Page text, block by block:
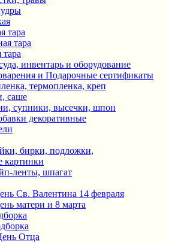
тара
тара
инвентарь и оборудование
и Подарочные сертификаты
термопленка, креп
саше
супники, высечки, шпон
декоративные
бирки, подложки,
картинки
ленты, шпагат
Св. Валентина 14 февраля
матери и 8 марта
Отца